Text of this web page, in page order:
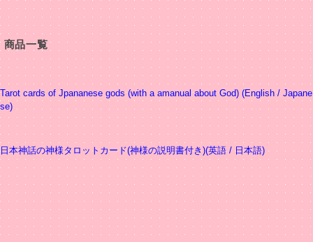
商品一覧
Tarot cards of Jpananese gods (with a amanual about God) (English / Japane
se)
日本神話の神様タロットカード(神様の説明書付き)(英語 / 日本語)